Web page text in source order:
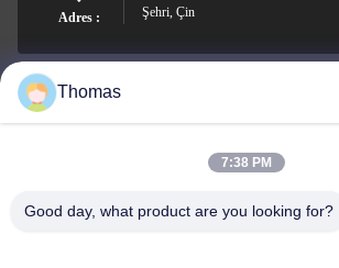
Adres :
Şehri, Çin
sales21@jimagroup.com
Thomas
7:38 PM
Good day, what product are you looking for?